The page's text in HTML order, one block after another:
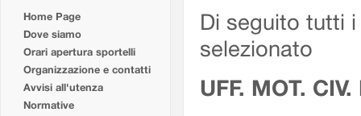
Home Page
Dove siamo
Orari apertura sportelli
Organizzazione e contatti
Avvisi all'utenza
Normative
Di seguito tutti
selezionato
UFF. MOT.